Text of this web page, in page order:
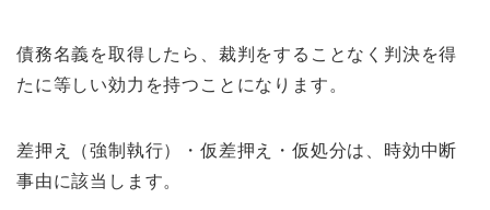
債務名義を取得したら、裁判をすることなく判決を得
たに等しい効力を持つことになります。
差押え（強制執行）・仮差押え・仮処分は、時効中断
事由に該当します。